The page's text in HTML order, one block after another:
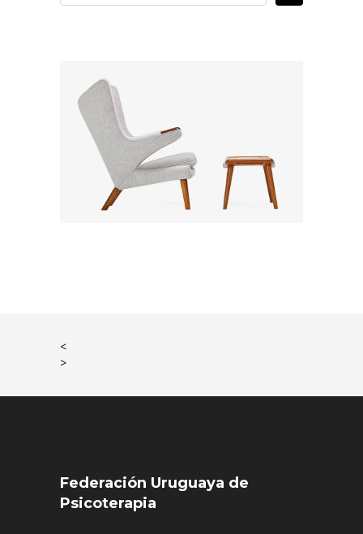
<
>
Federación Uruguaya de
Psicoterapia